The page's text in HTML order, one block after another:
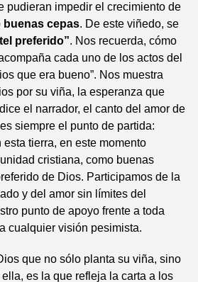
pudieran impedir el crecimiento de
buenas cepas. De este viñedo, se
preferido”. Nos recuerda, cómo
cada uno de los actos del
que era bueno”. Nos muestra
por su viña, la esperanza que
el narrador, el canto del amor de
siempre el punto de partida:
tierra, en este momento
cristiana, como buenas
de Dios. Participamos de la
y del amor sin límites del
punto de apoyo frente a toda
cualquier visión pesimista.
que no sólo planta su viña, sino
es la que refleja la carta a los